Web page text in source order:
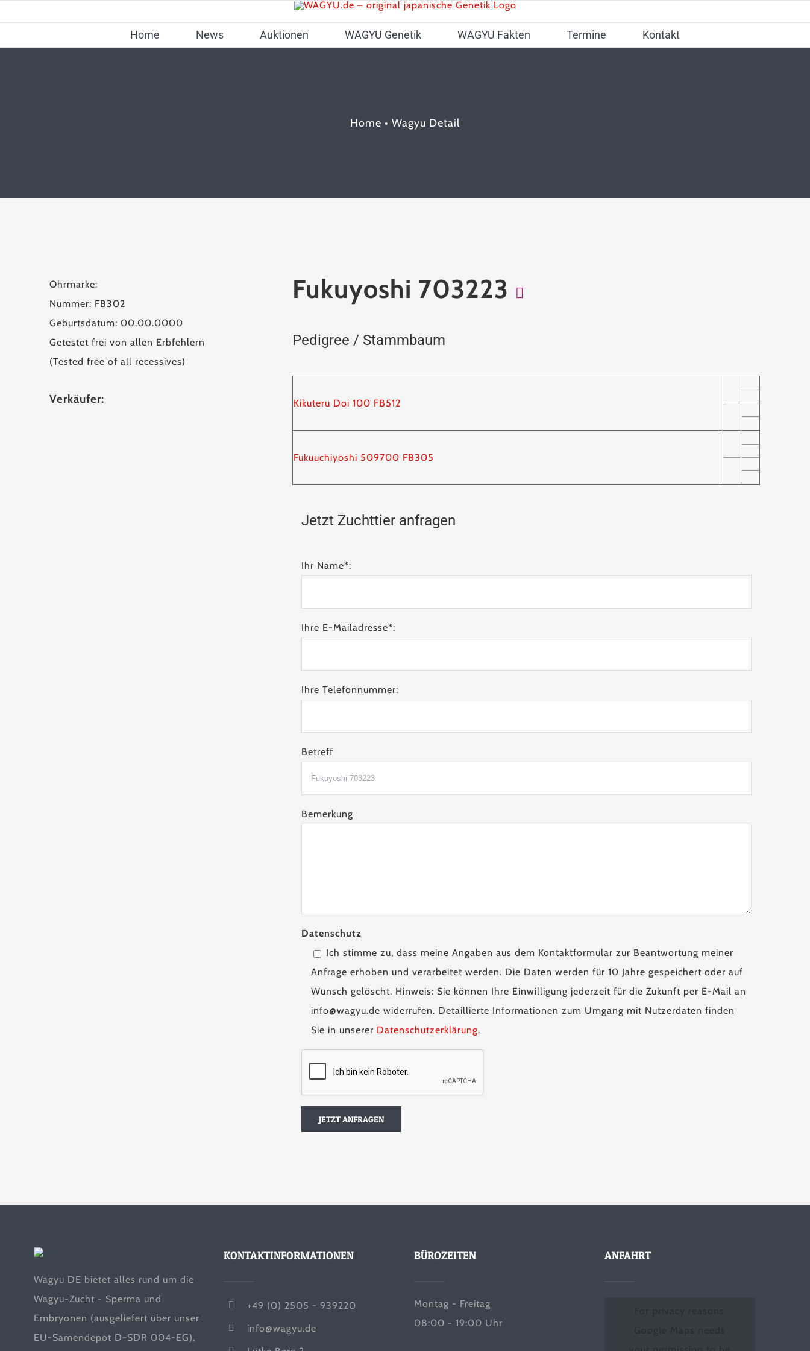
content
Home News Auktionen WAGYU Genetik WAGYU Fakten Termine Kontakt
Home • Wagyu Detail
Ohrmarke:
Nummer: FB302
Geburtsdatum: 00.00.0000
Getestet frei von allen Erbfehlern
(Tested free of all recessives)
Verkäufer:
Fukuyoshi 703223
Pedigree / Stammbaum
Kikuteru Doi 100 FB512
Fukuuchiyoshi 509700 FB305
Jetzt Zuchttier anfragen
Ihr Name*:
Ihre E-Mailadresse*:
Ihre Telefonnummer:
Betreff
Bemerkung
Datenschutz
Ich stimme zu, dass meine Angaben aus dem Kontaktformular zur Beantwortung meiner
Anfrage erhoben und verarbeitet werden. Die Daten werden für 10 Jahre gespeichert oder auf
Wunsch gelöscht. Hinweis: Sie können Ihre Einwilligung jederzeit für die Zukunft per E-Mail an
info@wagyu.de widerrufen. Detaillierte Informationen zum Umgang mit Nutzerdaten finden
Sie in unserer Datenschutzerklärung.
Wagyu DE bietet alles rund um die
Wagyu-Zucht - Sperma und
Embryonen (ausgeliefert über unser
EU-Samendepot D-SDR 004-EG),
KONTAKTINFORMATIONEN
+49 (0) 2505 - 939220
info@wagyu.de
BÜROZEITEN
Montag - Freitag
08:00 - 19:00 Uhr
ANFAHRT